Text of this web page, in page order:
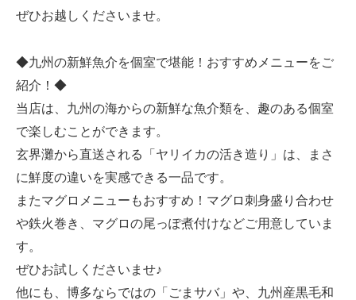
ぜひお越しくださいませ。
◆九州の新鮮魚介を個室で堪能！おすすめメニューをご
紹介！◆
当店は、九州の海からの新鮮な魚介類を、趣のある個室
で楽しむことができます。
玄界灘から直送される「ヤリイカの活き造り」は、まさ
に鮮度の違いを実感できる一品です。
またマグロメニューもおすすめ！マグロ刺身盛り合わせ
や鉄火巻き、マグロの尾っぽ煮付けなどご用意していま
す。
ぜひお試しくださいませ♪
他にも、博多ならではの「ごまサバ」や、九州産黒毛和